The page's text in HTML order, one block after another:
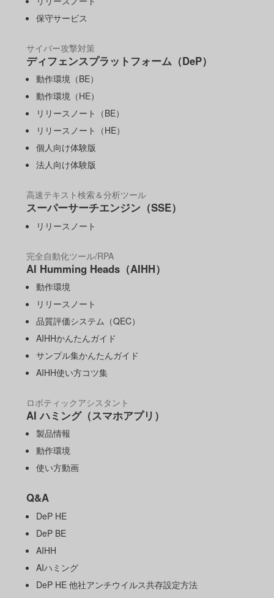
保守サービス
サイバー攻撃対策
ディフェンスプラットフォーム（DeP）
動作環境（BE）
動作環境（HE）
リリースノート（BE）
リリースノート（HE）
個人向け体験版
法人向け体験版
高速テキスト検索＆分析ツール
スーパーサーチエンジン（SSE）
リリースノート
完全自動化ツール/RPA
AI Humming Heads（AIHH）
動作環境
リリースノート
品質評価システム（QEC）
AIHHかんたんガイド
サンプル集かんたんガイド
AIHH使い方コツ集
ロボティックアシスタント
AI ハミング（スマホアプリ）
製品情報
動作環境
使い方動画
Q&A
DeP HE
DeP BE
AIHH
AIハミング
DeP HE 他社アンチウイルス共存設定方法